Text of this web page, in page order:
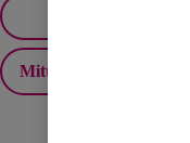
Mitt konto